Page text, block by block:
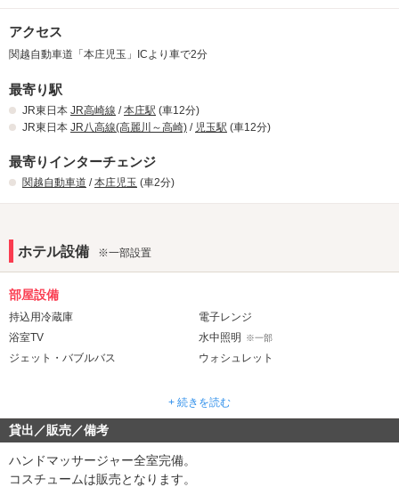
アクセス
関越自動車道「本庄児玉」ICより車で2分
最寄り駅
JR東日本 JR高崎線 /本庄駅 (車12分)
JR東日本 JR八高線(高麗川～高崎) / 児玉駅 (車12分)
最寄りインターチェンジ
関越自動車道 /本庄児玉 (車2分)
ホテル設備 ※一部設置
部屋設備
持込用冷蔵庫
電子レンジ
浴室TV
水中照明 ※一部
ジェット・バブルバス ウォシュレット
セレクトシャンプー
カールドライヤー
コスプレ
サービス
+ 続きを読む
貸出／販売／備考
ハンドマッサージャー全室完備。
コスチュームは販売となります。